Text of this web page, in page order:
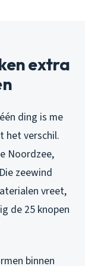
extra
ding is me
het verschil.
Noordzee,
zeewind
vreet,
de 25 knopen
binnen